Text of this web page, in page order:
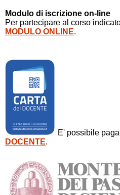
Modulo di iscrizione on-line
Per partecipare al corso
MODULO ONLINE.
E' possibile
DOCENTE.